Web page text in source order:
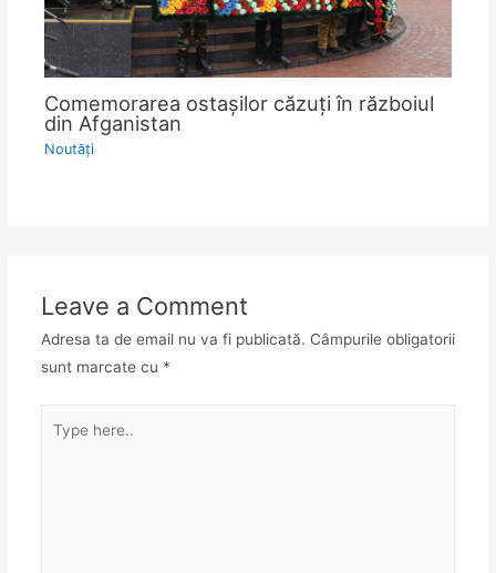
Comemorarea ostașilor căzuți în războiul
din Afganistan
Noutăţi
Leave a Comment
Adresa ta de email nu va fi publicată. Câmpurile obligatorii
sunt marcate cu *
here..